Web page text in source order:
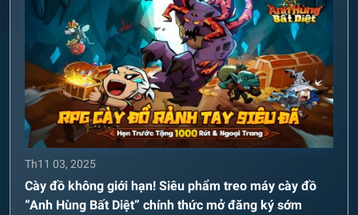
Th11 03, 2025
Cày đồ không giới hạn! Siêu phẩm treo máy cày đồ
“Anh Hùng Bất Diệt” chính thức mở đăng ký sớm